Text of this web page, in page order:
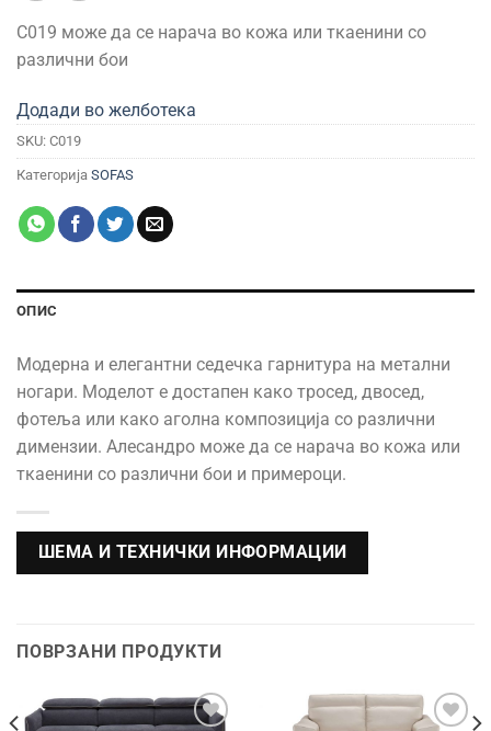
C019 може да се нарача во кожа или ткаенини со
различни бои
Додади во желботека
SKU: C019
Категорија SOFAS
ОПИС
Модерна и елегантни седечка гарнитура на метални
ногари. Моделот е достапен како тросед, двосед,
фотеља или како аголна композиција со различни
димензии. Алесандро може да се нарача во кожа или
ткаенини со различни бои и примероци.
ШЕМА И ТЕХНИЧКИ ИНФОРМАЦИИ
ПОВРЗАНИ ПРОДУКТИ